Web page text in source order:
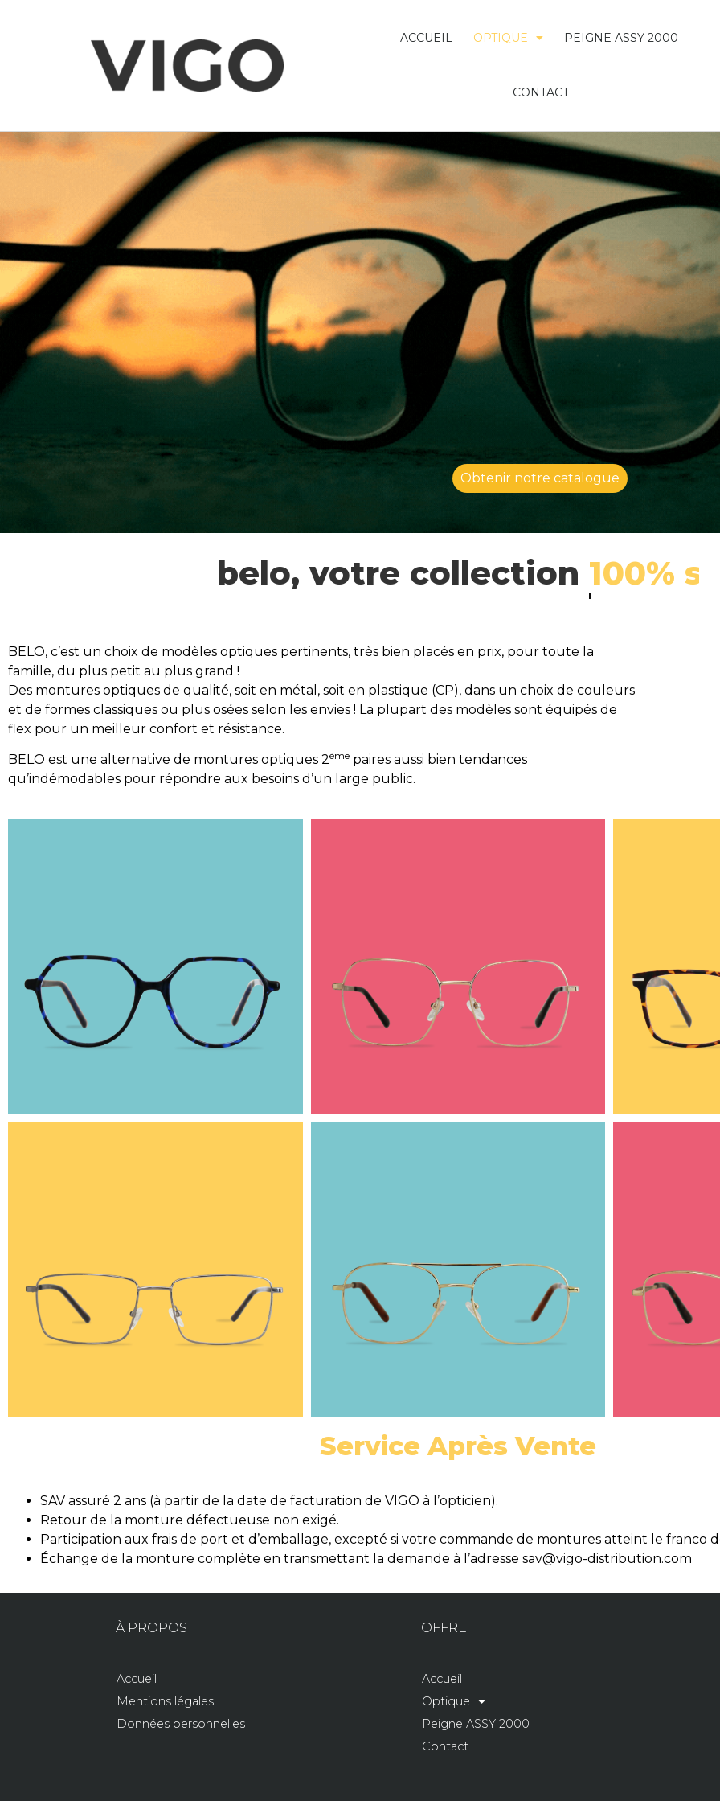
ACCUEIL OPTIQUE PEIGNE ASSY 2000
CONTACT
Obtenir notre catalogue
belo, votre collection 2ème
BELO, c’est un choix de modèles optiques pertinents, très bien placés en prix, pour toute la
famille, du plus petit au plus grand !
Des montures optiques de qualité, soit en métal, soit en plastique (CP), dans un choix de couleurs
et de formes classiques ou plus osées selon les envies ! La plupart des modèles sont équipés de
flex pour un meilleur confort et résistance.
BELO est une alternative de montures optiques 2ème paires aussi bien tendances
qu’indémodables pour répondre aux besoins d’un large public.
Service Après Vente
SAV assuré 2 ans (à partir de la date de facturation de VIGO à l’opticien).
Retour de la monture défectueuse non exigé.
Participation aux frais de port et d’emballage, excepté si votre commande de montures atteint le franco
Échange de la monture complète en transmettant la demande à l’adresse sav@vigo-distribution.com
À PROPOS
Accueil
Mentions légales
Données personnelles
OFFRE
Accueil
Optique
Peigne ASSY 2000
Contact